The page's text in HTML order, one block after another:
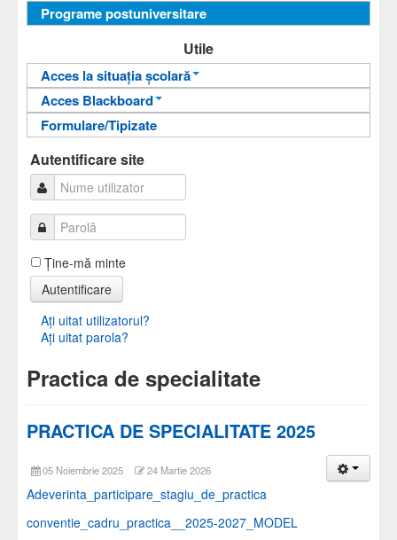
Ghiduri universitare
Programe postuniversitare
Utile
Acces la situația școlară
Informații pentru acces
Autentificare
Acces Blackboard
Informații pentru acces
Autentificare
Formulare/Tipizate
Autentificare site
Ţine-mă minte
Autentificare
Aţi uitat utilizatorul?
Aţi uitat parola?
Practica de specialitate
PRACTICA DE SPECIALITATE 2025
05 Noiembrie 2025 24 Martie 2026
Adeverinta_participare_stagiu_de_practica
conventie_cadru_practica__2025-2027_MODEL